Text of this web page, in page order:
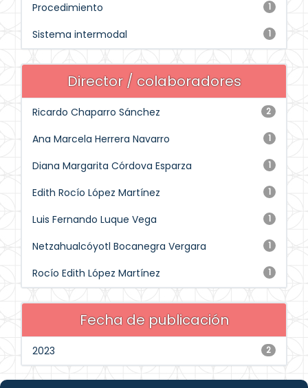
1
Procedimiento
1
Sistema intermodal
Director / colaboradores
2
Ricardo Chaparro Sánchez
1
Ana Marcela Herrera Navarro
1
Diana Margarita Córdova Esparza
1
Edith Rocío López Martínez
1
Luis Fernando Luque Vega
1
Netzahualcóyotl Bocanegra Vergara
1
Rocío Edith López Martínez
Fecha de publicación
2
2023